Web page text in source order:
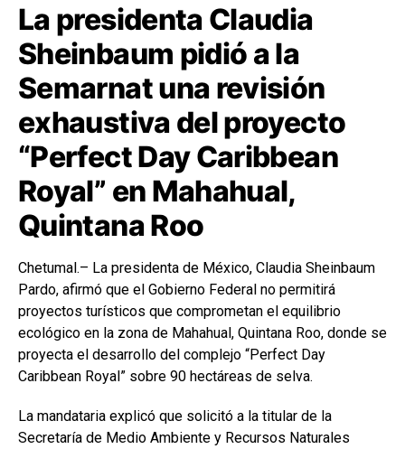
La presidenta Claudia
Sheinbaum pidió a la
Semarnat una revisión
exhaustiva del proyecto
“Perfect Day Caribbean
Royal” en Mahahual,
Quintana Roo
Chetumal.– La presidenta de México, Claudia Sheinbaum
Pardo, afirmó que el Gobierno Federal no permitirá
proyectos turísticos que comprometan el equilibrio
ecológico en la zona de Mahahual, Quintana Roo, donde se
proyecta el desarrollo del complejo “Perfect Day
Caribbean Royal” sobre 90 hectáreas de selva.
La mandataria explicó que solicitó a la titular de la
Secretaría de Medio Ambiente y Recursos Naturales